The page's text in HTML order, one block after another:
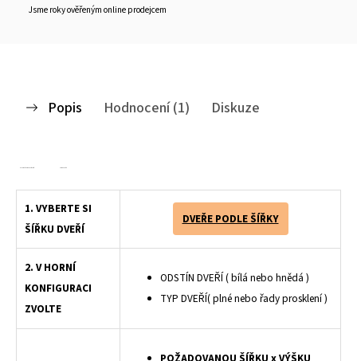
Jsme roky ověřeným online prodejcem
Popis Hodnocení (1) Diskuze
plastové shrnovací dveře shrnovacích
1. VYBERTE SI
ŠÍŘKU DVEŘÍ
DVEŘE PODLE ŠÍŘKY
2. V HORNÍ
KONFIGURACI
ZVOLTE
ODSTÍN DVEŘÍ ( bílá nebo hnědá )
TYP DVEŘÍ( plné nebo řady prosklení )
POŽADOVANOU ŠÍŘKU x VÝŠKU